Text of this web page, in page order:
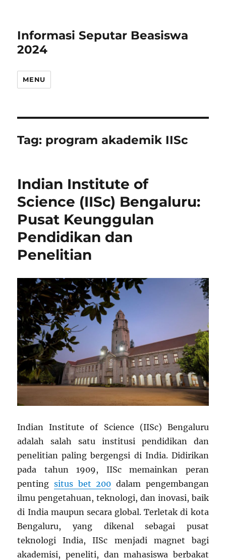
Informasi Seputar Beasiswa
2024
MENU
Tag: program akademik IISc
Indian Institute of
Science (IISc) Bengaluru:
Pusat Keunggulan
Pendidikan dan
Penelitian
Indian Institute of Science (IISc) Bengaluru
adalah salah satu institusi pendidikan dan
penelitian paling bergengsi di India. Didirikan
pada tahun 1909, IISc memainkan peran
pentingsitus bet 200 dalam pengembangan
ilmu pengetahuan, teknologi, dan inovasi, baik
di India maupun secara global. Terletak di kota
Bengaluru, yang dikenal sebagai pusat
teknologi India, IISc menjadi magnet bagi
akademisi, peneliti, dan mahasiswa berbakat